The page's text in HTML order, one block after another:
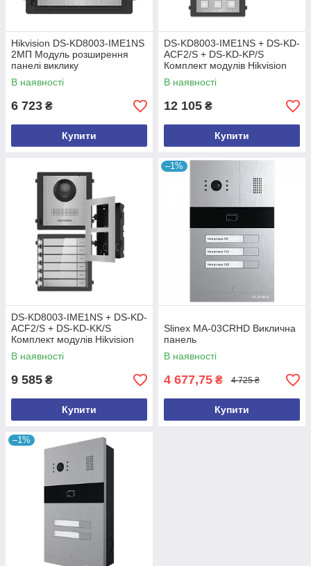
Hikvision DS-KD8003-IME1NS
2МП Модуль розширення
панелі виклику
В наявності
6 723 ₴
Купити
DS-KD8003-IME1NS + DS-KD-
ACF2/S + DS-KD-KP/S
Комплект модулів Hikvision
В наявності
12 105 ₴
Купити
DS-KD8003-IME1NS + DS-KD-
ACF2/S + DS-KD-KK/S
Комплект модулів Hikvision
В наявності
9 585 ₴
Купити
–1%
Slinex MA-03CRHD Виклична
панель
В наявності
4 677,75 ₴ 4 725 ₴
Купити
–1%